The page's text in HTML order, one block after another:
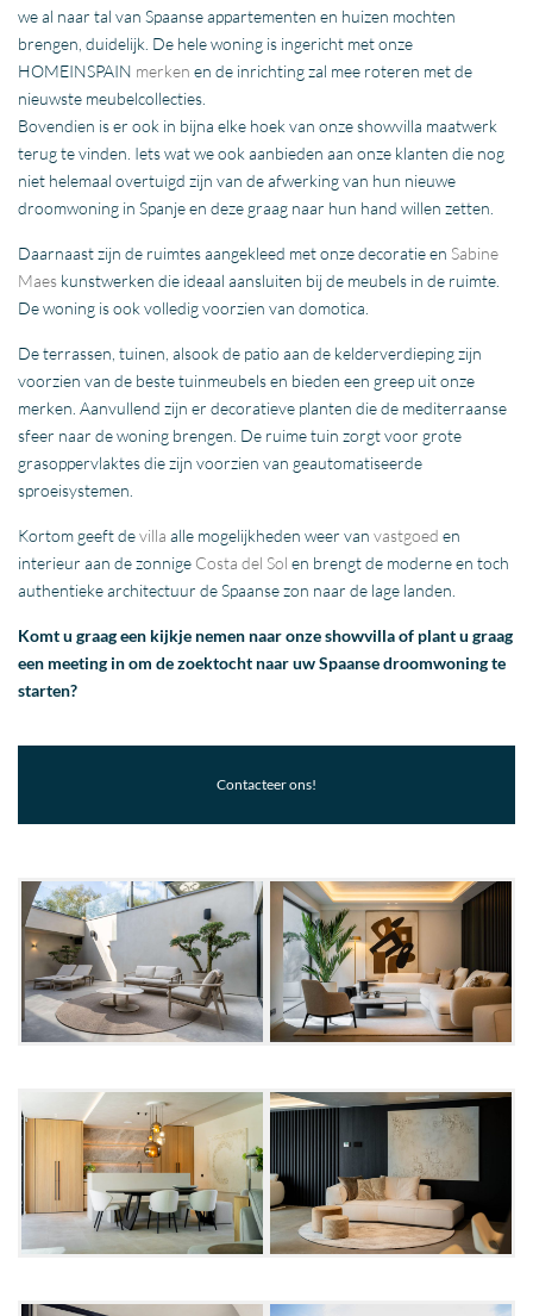
we al naar tal van Spaanse appartementen en huizen mochten
brengen, duidelijk. De hele woning is ingericht met onze
HOMEINSPAIN merken en de inrichting zal mee roteren met de
nieuwste meubelcollecties.
Bovendien is er ook in bijna elke hoek van onze showvilla maatwerk
terug te vinden. Iets wat we ook aanbieden aan onze klanten die nog
niet helemaal overtuigd zijn van de afwerking van hun nieuwe
droomwoning in Spanje en deze graag naar hun hand willen zetten.
Daarnaast zijn de ruimtes aangekleed met onze decoratie enSabine
Maes kunstwerken die ideaal aansluiten bij de meubels in de ruimte.
De woning is ook volledig voorzien van domotica.
De terrassen, tuinen, alsook de patio aan de kelderverdieping zijn
voorzien van de beste tuinmeubels en bieden een greep uit onze
merken. Aanvullend zijn er decoratieve planten die de mediterraanse
sfeer naar de woning brengen. De ruime tuin zorgt voor grote
grasoppervlaktes die zijn voorzien van geautomatiseerde
sproeisystemen.
Kortom geeft devilla alle mogelijkheden weer vanvastgoed en
interieur aan de zonnige Costa del Sol en brengt de moderne en toch
authentieke architectuur de Spaanse zon naar de lage landen.
Komt u graag een kijkje nemen naar onze showvilla of plant u graag
een meeting in om de zoektocht naar uw Spaanse droomwoning te
starten?
Contacteer ons!